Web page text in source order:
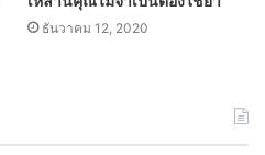
ธันวาคม 12, 2020